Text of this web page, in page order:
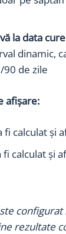
la data
dinamic,
de zile
afișare:
fi calculat și
fi calculat și
rezultate